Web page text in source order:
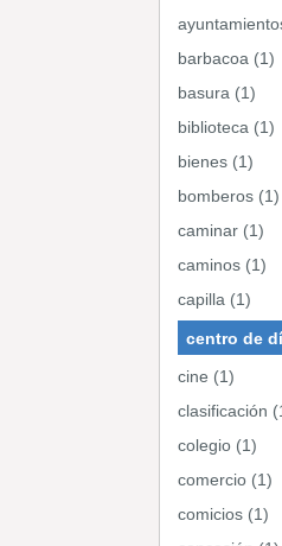
barbacoa (1)
basura (1)
biblioteca (1)
bienes (1)
bomberos (1)
caminar (1)
caminos (1)
capilla (1)
centro de
cine (1)
clasificación
colegio (1)
comercio (1)
comicios (1)